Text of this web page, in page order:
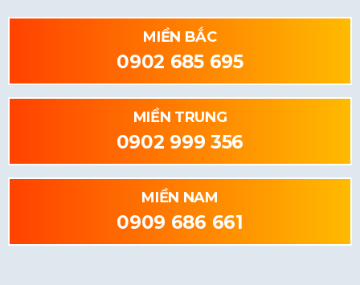
MIỀN BẮC
0902 685 695
MIỀN TRUNG
0902 999 356
MIỀN NAM
0909 686 661